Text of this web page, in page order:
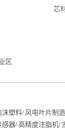
芯
区
沫塑料/ 风电叶片制造
感器/ 高精度注脂机/